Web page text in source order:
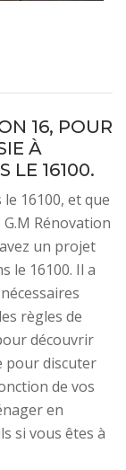
16, POUR
À
LE 16100.
16100, et que
Rénovation
un projet
le 16100. Il a
règles de
découvrir
pour discuter
de vos
en
si vous êtes à